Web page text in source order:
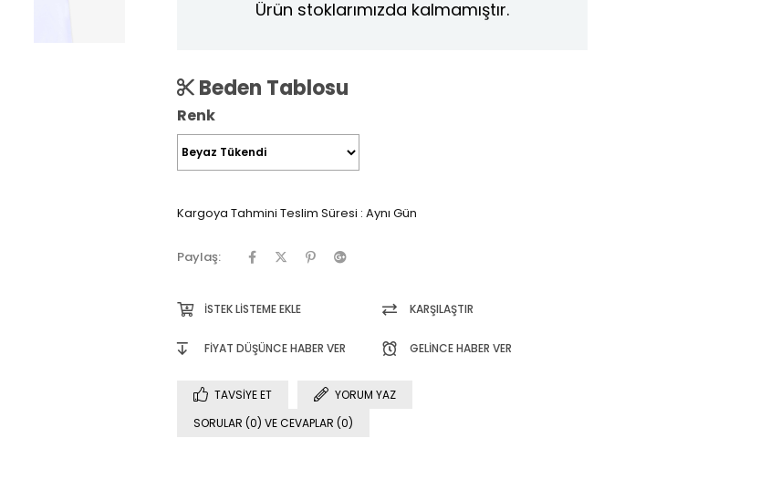
Ürün stoklarımızda kalmamıştır.
Beden Tablosu
Renk
Kargoya Tahmini Teslim Süresi : Aynı Gün
Paylaş:
İSTEK LISTEME EKLE KARŞILAŞTIR
FIYAT DÜŞÜNCE HABER VER GELINCE HABER VER
TAVSIYE ET
YORUM YAZ
SORULAR (0) VE CEVAPLAR (0)